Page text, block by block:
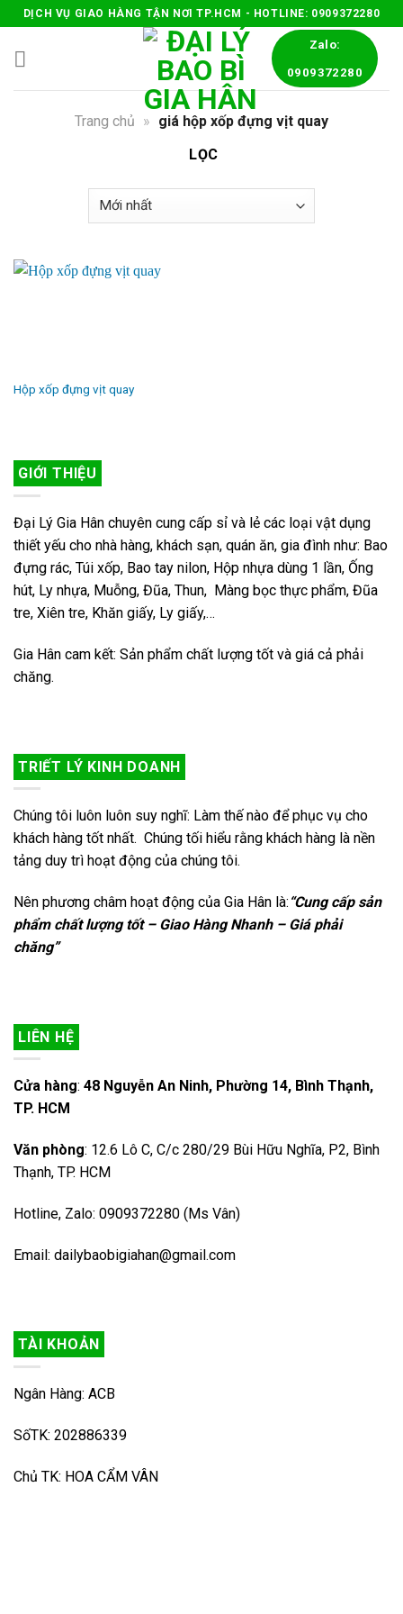
Skip
to
content
DỊCH VỤ GIAO HÀNG TẬN NƠI TP.HCM - HOTLINE: 0909372280
Zalo:
0909372280
Trang chủ » giá hộp xốp đựng vịt quay
LỌC
Hộp xốp đựng vịt quay
GIỚI THIỆU
Đại Lý Gia Hân chuyên cung cấp sỉ và lẻ các loại vật dụng
thiết yếu cho nhà hàng, khách sạn, quán ăn, gia đình như: Bao
đựng rác, Túi xốp, Bao tay nilon, Hộp nhựa dùng 1 lần, Ống
hút, Ly nhựa, Muỗng, Đũa, Thun, Màng bọc thực phẩm, Đũa
tre, Xiên tre, Khăn giấy, Ly giấy,…
Gia Hân cam kết: Sản phẩm chất lượng tốt và giá cả phải
chăng.
TRIẾT LÝ KINH DOANH
Chúng tôi luôn luôn suy nghĩ: Làm thế nào để phục vụ cho
khách hàng tốt nhất. Chúng tối hiểu rằng khách hàng là nền
tảng duy trì hoạt động của chúng tôi.
Nên phương châm hoạt động của Gia Hân là: “Cung cấp sản
phẩm chất lượng tốt – Giao Hàng Nhanh – Giá phải
chăng”
LIÊN HỆ
Cửa hàng: 48 Nguyễn An Ninh, Phường 14, Bình Thạnh,
TP. HCM
Văn phòng: 12.6 Lô C, C/c 280/29 Bùi Hữu Nghĩa, P2, Bình
Thạnh, TP. HCM
Hotline, Zalo: 0909372280 (Ms Vân)
Email: dailybaobigiahan@gmail.com
TÀI KHOẢN
Ngân Hàng: ACB
SốTK: 202886339
Chủ TK: HOA CẨM VÂN